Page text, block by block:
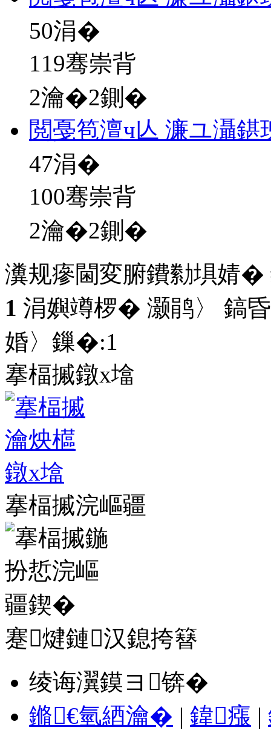
50涓�
119骞崇背
2瀹�2鍘�
閲戞笣澶ч亾 濂ユ灄鍖
47涓�
100骞崇背
2瀹�2鍘�
瀵规瘮閫変腑鐨勬埧婧�
1 涓嬩竴椤� 灏鹃〉 鎬
婚〉鏁�:1
搴楅摵鐓х墖
搴楅摵浣嶇疆
蹇煡鏈汉鎴挎簮
绫诲瀷鏌ヨ锛�
鏅€氫綇瀹� | 鍏瘬 |